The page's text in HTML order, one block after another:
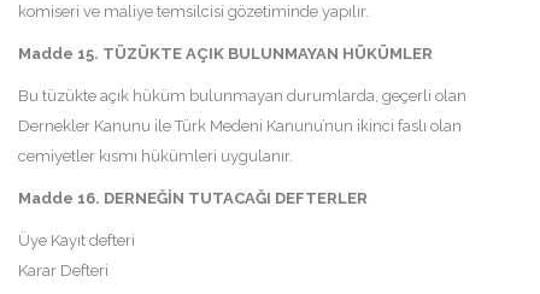
komiseri ve maliye temsilcisi gözetiminde yapılır.
Madde 15. TÜZÜKTE AÇIK BULUNMAYAN HÜKÜMLER
Bu tüzükte açık hüküm bulunmayan durumlarda, geçerli olan
Dernekler Kanunu ile Türk Medeni Kanunu’nun ikinci faslı olan
cemiyetler kısmı hükümleri uygulanır.
Madde 16. DERNEĞİN TUTACAĞI DEFTERLER
Üye Kayıt defteri
Karar Defteri